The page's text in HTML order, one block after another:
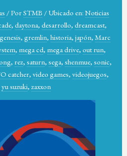
/PorSTMB / Ubicado en: Noticias
, daytona, desarrollo, dreamcast,
genesis, gremlin, historia, japón, Marc
, mega cd, mega drive, out run,
, rez, saturn, sega, shenmue, sonic,
catcher, video games, videojuegos,
yu suzuki, zaxxon